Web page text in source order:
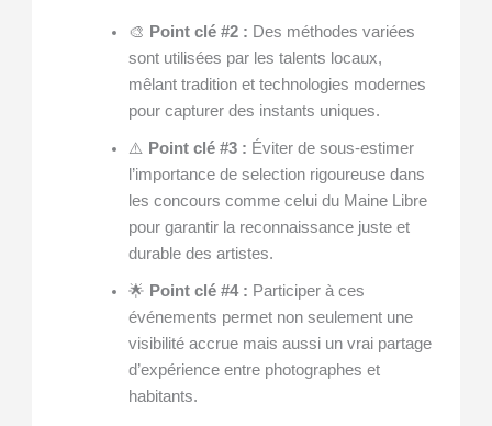
🎨 Point clé #2 : Des méthodes variées
sont utilisées par les talents locaux,
mêlant tradition et technologies modernes
pour capturer des instants uniques.
⚠️ Point clé #3 : Éviter de sous-estimer
l’importance de selection rigoureuse dans
les concours comme celui du Maine Libre
pour garantir la reconnaissance juste et
durable des artistes.
🌟 Point clé #4 : Participer à ces
événements permet non seulement une
visibilité accrue mais aussi un vrai partage
d’expérience entre photographes et
habitants.